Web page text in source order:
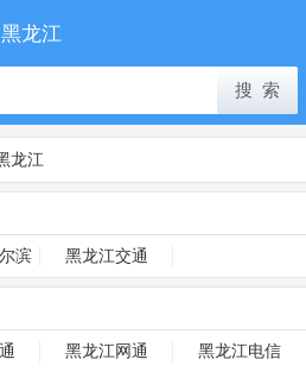
黑龙江
龙江
滨 黑龙江交通
黑龙江网通 黑龙江电信